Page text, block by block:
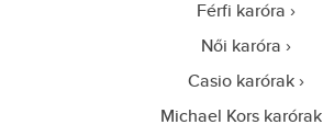
Férfi karóra
Női karóra
Casio karórak
Michael Kors karórak